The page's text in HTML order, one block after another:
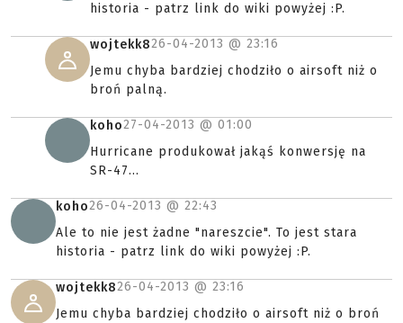
historia - patrz link do wiki powyżej :P.
wojtekk826-04-2013 @ 23:16
Jemu chyba bardziej chodziło o airsoft niż o
broń palną.
koho27-04-2013 @ 01:00
Hurricane produkował jakąś konwersję na
SR-47...
koho26-04-2013 @ 22:43
Ale to nie jest żadne "nareszcie". To jest stara
historia - patrz link do wiki powyżej :P.
wojtekk826-04-2013 @ 23:16
Jemu chyba bardziej chodziło o airsoft niż o broń